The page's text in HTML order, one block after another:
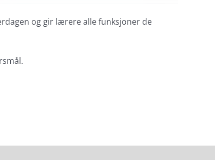
og gir lærere alle funksjoner de